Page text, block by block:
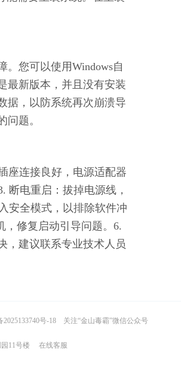
您可以使用Windows自
最新版本，并且没有安装
据，以防系统再次崩溃导
问题。
座连接良好，电源适配器
断电重启：拔掉电源线，
安全模式，以排除软件冲
，修复启动引导问题。6.
，建议联系专业技术人员
2025133740号-18 关注“金山毒霸”微信公众号
11号楼 在线客服